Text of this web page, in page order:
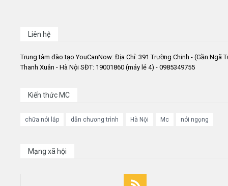
Liên hệ
Trung tâm đào tạo YouCanNow: Địa Chỉ: 391 Trường Chinh - (Gần Ngã
Thanh Xuân - Hà Nội SĐT: 19001860 (máy lẻ 4) - 0985349755
Kiến thức MC
chữa nói lắp dẫn chương trình Hà Nội Mc nói ngọng
Mạng xã hội